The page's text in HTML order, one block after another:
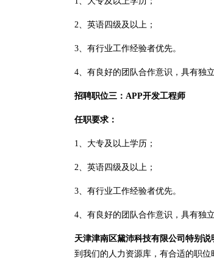
2、英语四级及以上；
3、有行业工作经验者优先。
4、有良好的团队合作意识，具有独
招聘职位三：APP开发工程师
任职要求：
1、大专及以上学历；
2、英语四级及以上；
3、有行业工作经验者优先。
4、有良好的团队合作意识，具有独
天津津南区黛沛科技有限公司特别说
到我们的人力资源库，有合适的职位